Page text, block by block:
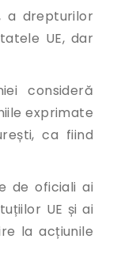
a drepturilor
UE, dar
consideră
exprimate
ca fiind
de oficiali ai
UE și ai
la acțiunile